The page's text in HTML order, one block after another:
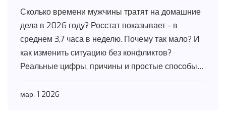
Сколько времени мужчины тратят на домашние
дела в 2026 году? Росстат показывает - в
среднем 3,7 часа в неделю. Почему так мало? И
как изменить ситуацию без конфликтов?
Реальные цифры, причины и простые способы
мар, 1 2026